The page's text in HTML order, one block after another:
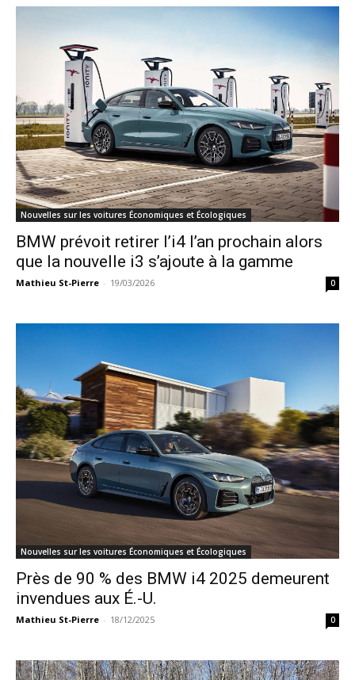
Nouvelles sur les voitures Économiques et Écologiques
BMW prévoit retirer l’i4 l’an prochain alors
que la nouvelle i3 s’ajoute à la gamme
Mathieu St-Pierre - 19/03/2026 0
Nouvelles sur les voitures Économiques et Écologiques
Près de 90 % des BMW i4 2025 demeurent
invendues aux É.-U.
Mathieu St-Pierre - 18/12/2025 0